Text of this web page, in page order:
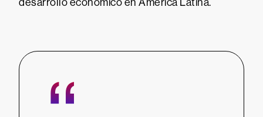
desarrollo económico en América Latina.